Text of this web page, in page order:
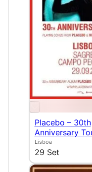
Placebo – 30th
Anniversary
Lisboa
29 Set